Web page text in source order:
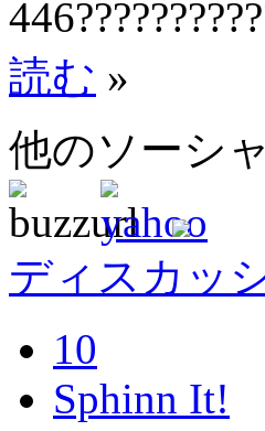
読む »
他のソーシ
ディスカッ
10
Sphinn It!